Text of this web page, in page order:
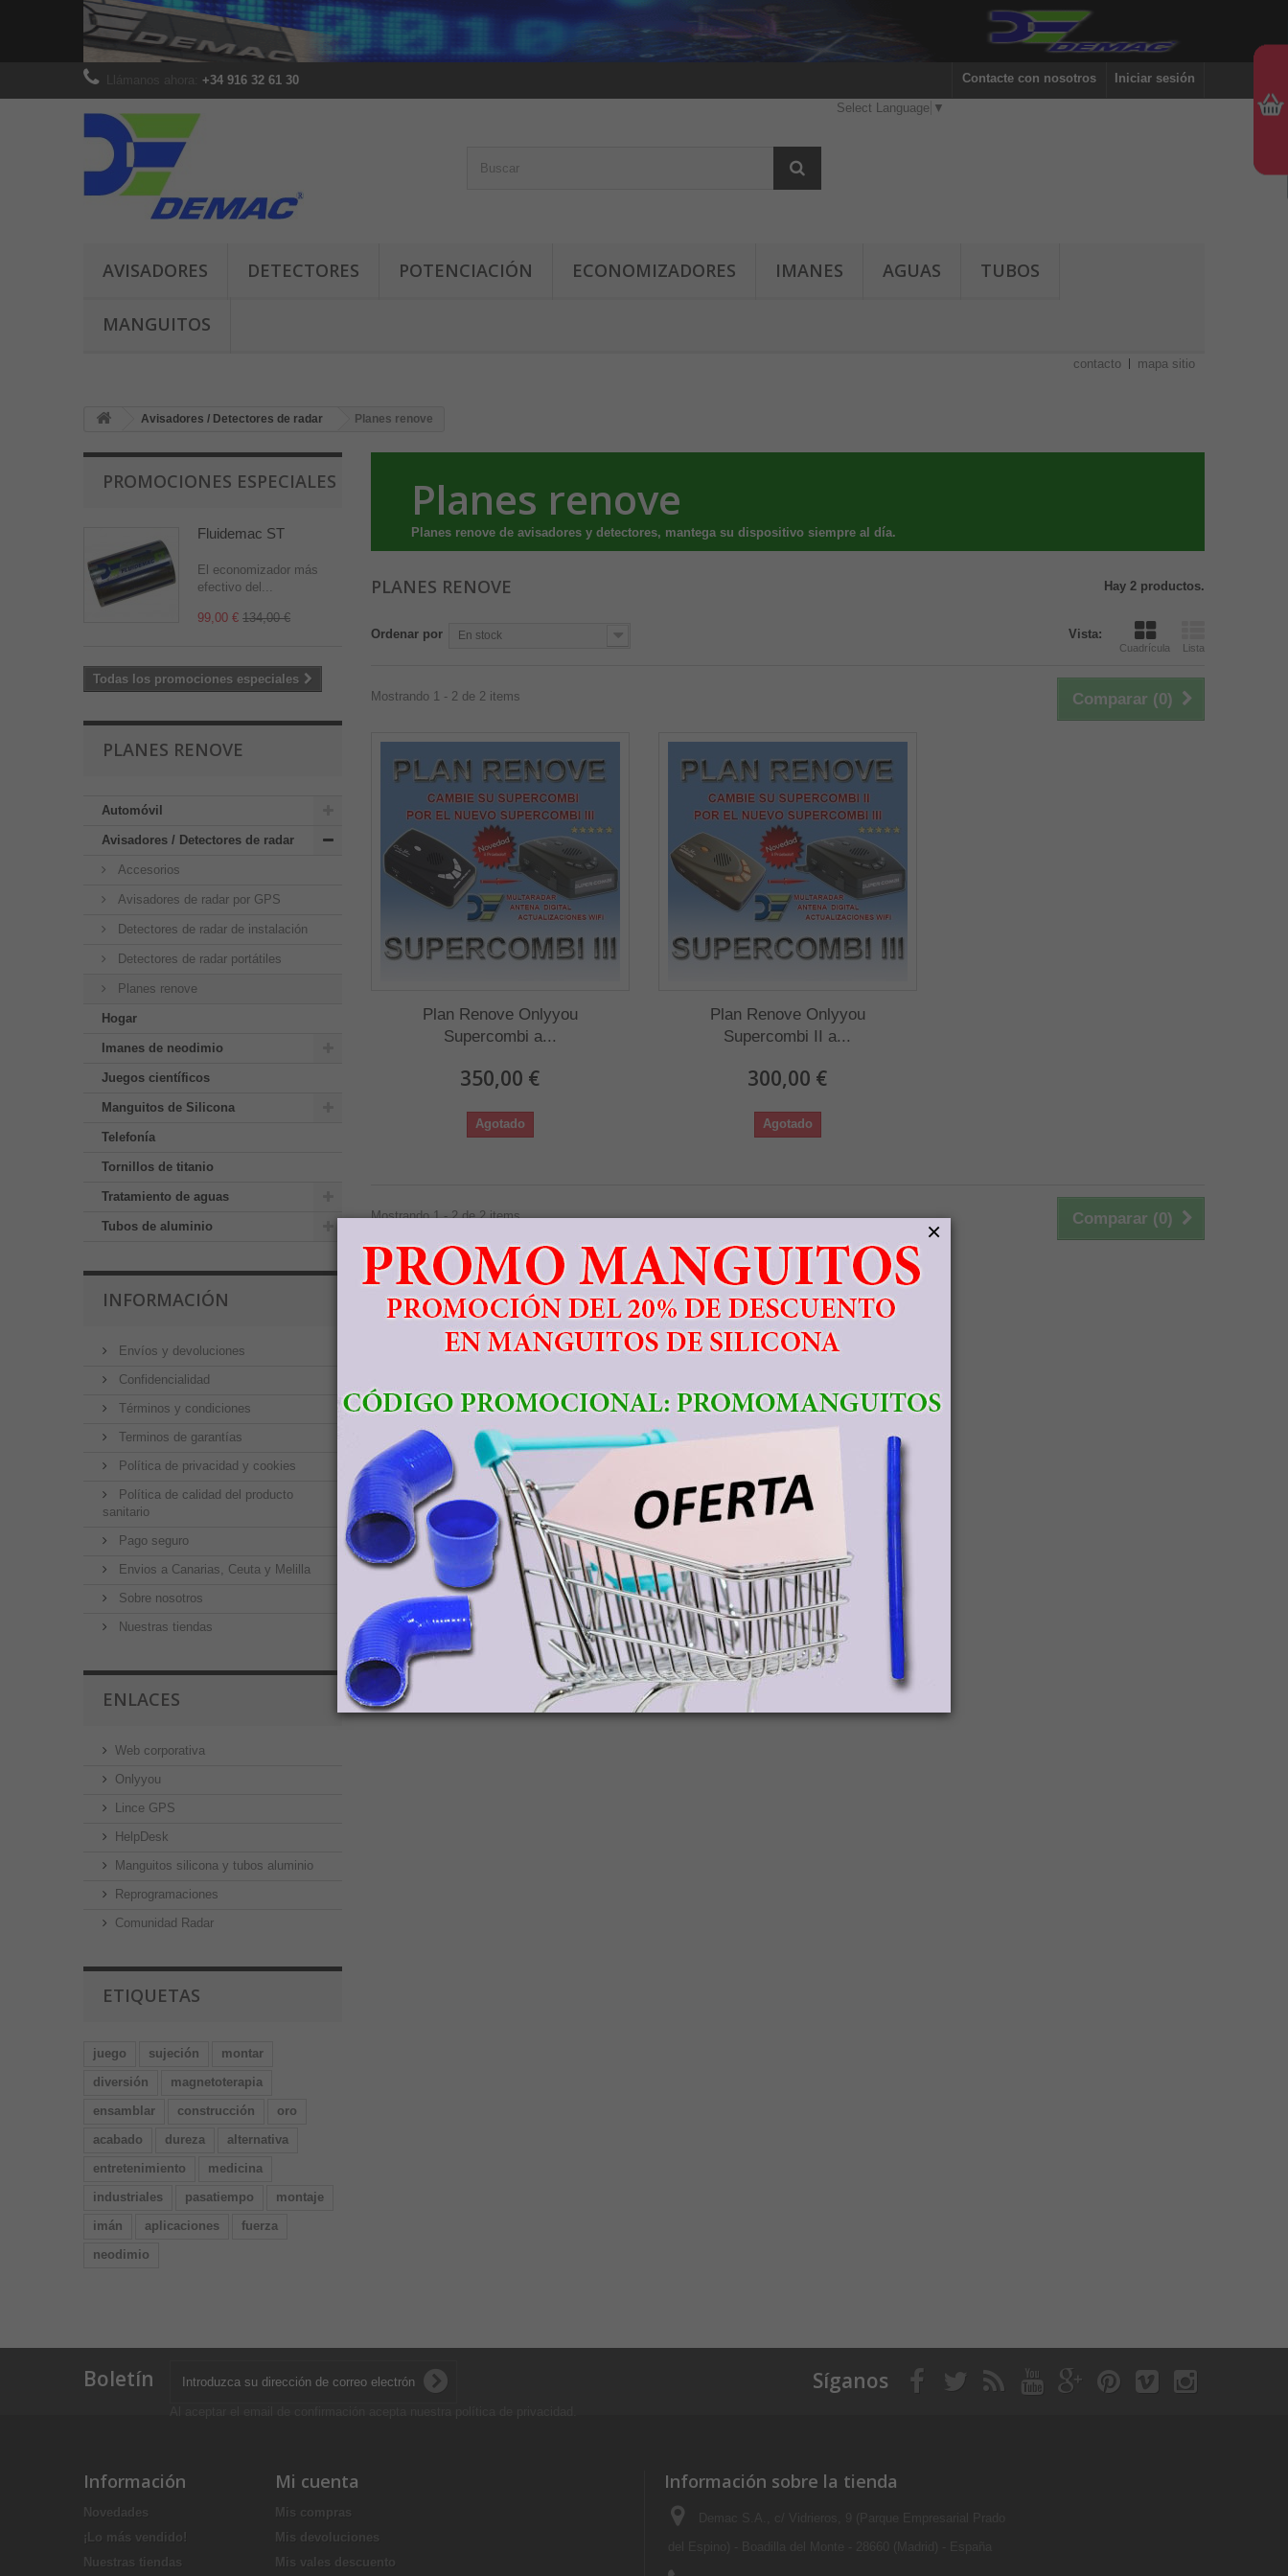
Iniciar sesión
Contacte con nosotros
+34 916 32 61 30
AVISADORES DETECTORES POTENCIACIÓN ECONOMIZADORES IMANES AGUAS TUBOS
MANGUITOS
contacto mapa sitio
Select Language ▼
Avisadores / Detectores de radar Planes renove
PROMOCIONES ESPECIALES
Fluidemac ST
El economizador más
efectivo del...
99,00 € 134,00 €
Todas los promociones especiales
PLANES RENOVE
Automóvil
Avisadores / Detectores de radar
Accesorios
Avisadores de radar por GPS
Detectores de radar de instalación
Detectores de radar portátiles
Planes renove
Hogar
Imanes de neodimio
Juegos científicos
Manguitos de Silicona
Telefonía
Tornillos de titanio
Tratamiento de aguas
Tubos de aluminio
INFORMACIÓN
Envíos y devoluciones
Confidencialidad
Términos y condiciones
Terminos de garantías
Política de privacidad y cookies
Política de calidad del producto
sanitario
Pago seguro
Envios a Canarias, Ceuta y Melilla
Sobre nosotros
Nuestras tiendas
ENLACES
Web corporativa
Onlyyou
Lince GPS
HelpDesk
Manguitos silicona y tubos aluminio
Reprogramaciones
Comunidad Radar
ETIQUETAS
juego sujeción
montar
diversión
magnetoterapia
ensamblar
construcción
oro
acabado
dureza
alternativa
entretenimiento
medicina
industriales
pasatiempo
montaje
imán
aplicaciones
fuerza
neodimio
Planes renove
Planes renove de avisadores y detectores, mantega su dispositivo siempre al día.
PLANES RENOVE Hay 2 productos.
Vista:
Cuadrícula Lista
Ordenar por En stock
Comparar (0)
Mostrando 1 - 2 de 2 items
Plan Renove Onlyyou
Supercombi a...
350,00 €
Agotado
Plan Renove Onlyyou
Supercombi II a...
300,00 €
Agotado
Comparar (0)
Mostrando 1 - 2 de 2 items
Boletín Síganos
Información
Novedades
¡Lo más vendido!
Nuestras tiendas
Mi cuenta
Mis compras
Mis devoluciones
Mis vales descuento
Información sobre la tienda
×